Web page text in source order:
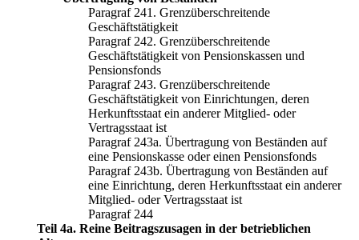
Paragraf 241. Grenzüberschreitende
Geschäftstätigkeit
Paragraf 242. Grenzüberschreitende
Geschäftstätigkeit von Pensionskassen und
Pensionsfonds
Paragraf 243. Grenzüberschreitende
Geschäftstätigkeit von Einrichtungen, deren
Herkunftsstaat ein anderer Mitglied- oder
Vertragsstaat ist
Paragraf 243a. Übertragung von Beständen auf
eine Pensionskasse oder einen Pensionsfonds
Paragraf 243b. Übertragung von Beständen auf
eine Einrichtung, deren Herkunftsstaat ein anderer
Mitglied- oder Vertragsstaat ist
Paragraf 244
Teil 4a. Reine Beitragszusagen in der betrieblichen